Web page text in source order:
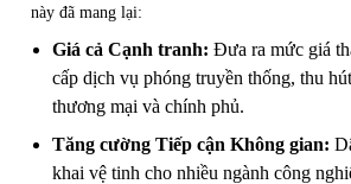
này đã mang lại:
Giá cả Cạnh tranh: Đưa ra mức giá
cấp dịch vụ phóng truyền thống, thu
thương mại và chính phủ.
Tăng cường Tiếp cận Không gian:
khai vệ tinh cho nhiều ngành công